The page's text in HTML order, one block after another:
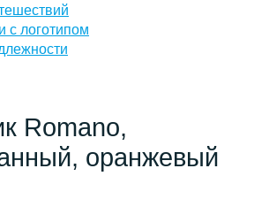
с логотипом
Romano,
оранжевый